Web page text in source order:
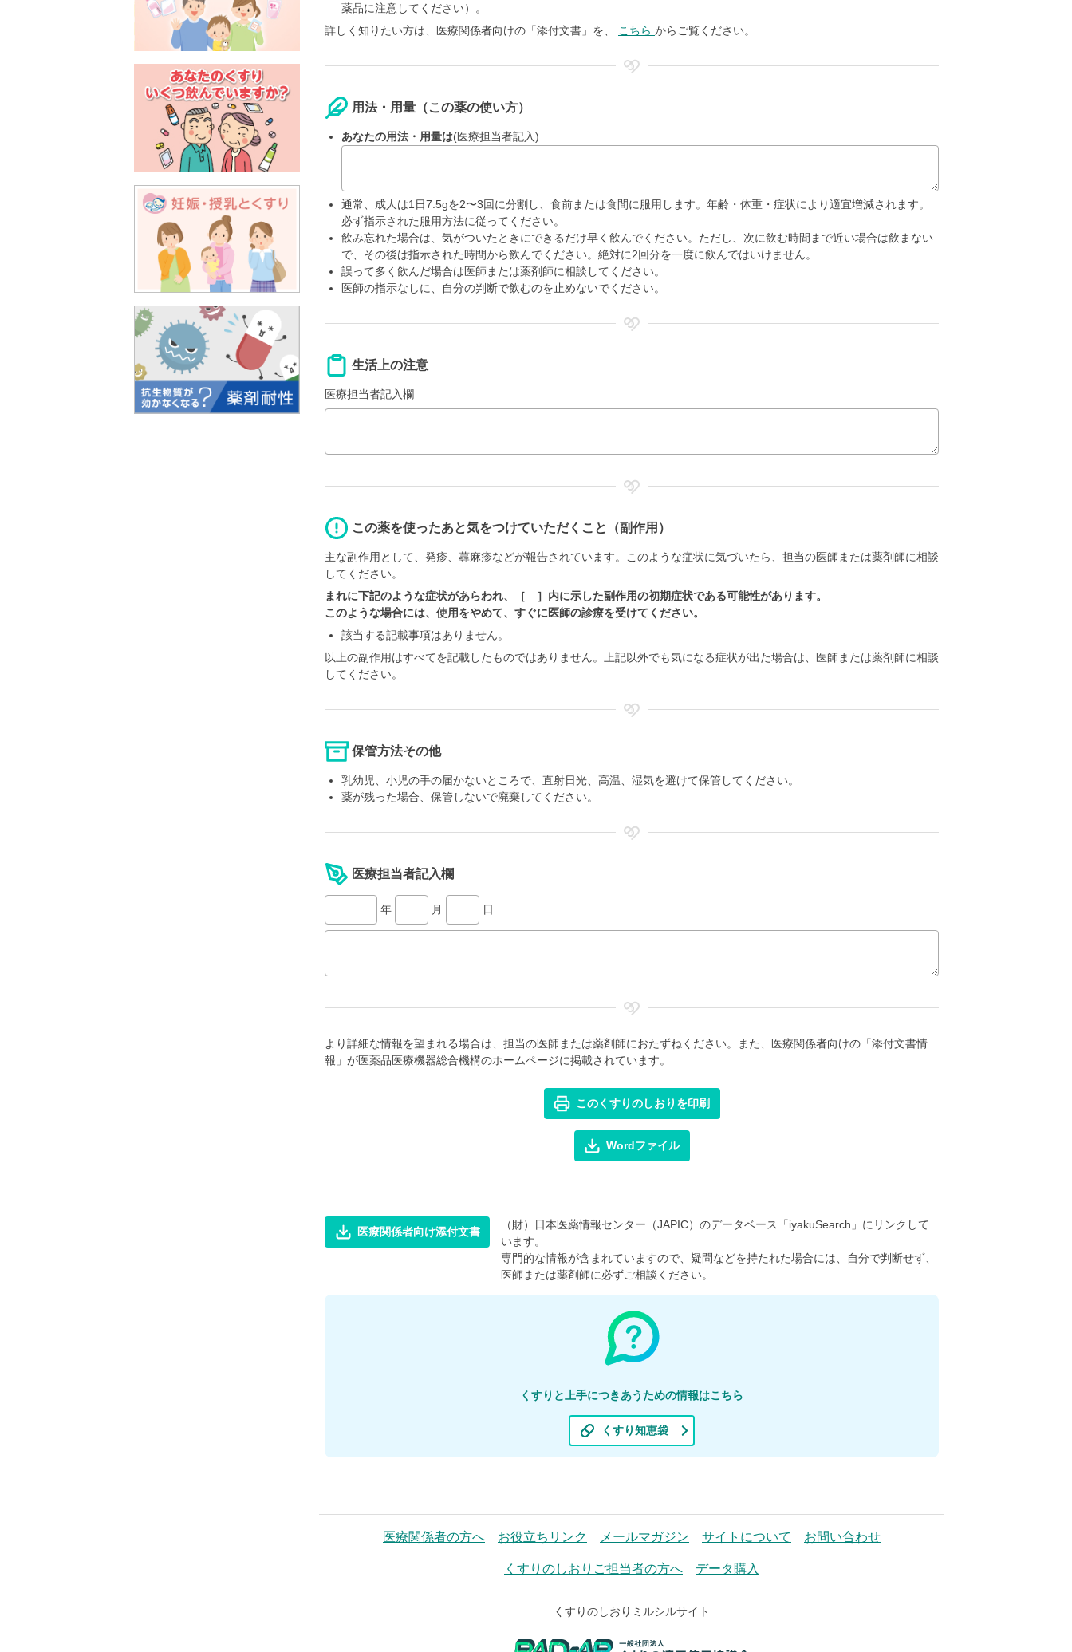
薬品に注意してください）。
詳しく知りたい方は、医療関係者向けの「添付文書」を、
こちら からご覧ください。
用法・用量（この薬の使い方）
あなたの用法・用量は(医療担当者記入)
通常、成人は1日7.5gを2〜3回に分割し、食前または食間に服用します。年齢・体重・症状により適宜増減されます。
必ず指示された服用方法に従ってください。
飲み忘れた場合は、気がついたときにできるだけ早く飲んでください。ただし、次に飲む時間まで近い場合は飲まない
で、その後は指示された時間から飲んでください。絶対に2回分を一度に飲んではいけません。
誤って多く飲んだ場合は医師または薬剤師に相談してください。
医師の指示なしに、自分の判断で飲むのを止めないでください。
生活上の注意
医療担当者記入欄
この薬を使ったあと気をつけていただくこと（副作用）
主な副作用として、発疹、蕁麻疹などが報告されています。このような症状に気づいたら、担当の医師または薬剤師に相談
してください。
まれに下記のような症状があらわれ、［ ］内に示した副作用の初期症状である可能性があります。
このような場合には、使用をやめて、すぐに医師の診療を受けてください。
該当する記載事項はありません。
以上の副作用はすべてを記載したものではありません。上記以外でも気になる症状が出た場合は、医師または薬剤師に相談
してください。
保管方法その他
乳幼児、小児の手の届かないところで、直射日光、高温、湿気を避けて保管してください。
薬が残った場合、保管しないで廃棄してください。
医療担当者記入欄
年 月 日
より詳細な情報を望まれる場合は、担当の医師または薬剤師におたずねください。また、医療関係者向けの「添付文書情
報」が医薬品医療機器総合機構のホームページに掲載されています。
このくすりのしおりを印刷
Wordファイル
医療関係者向け添付文書
（財）日本医薬情報センター（JAPIC）のデータベース「iyakuSearch」にリンクして
います。
専門的な情報が含まれていますので、疑問などを持たれた場合には、自分で判断せず、
医師または薬剤師に必ずご相談ください。
くすりと上手につきあうための情報はこちら
くすり知恵袋
医療関係者の方へ お役立ちリンク メールマガジン サイトについて お問い合わせ
くすりのしおりご担当者の方へ データ購入
くすりのしおりミルシルサイト